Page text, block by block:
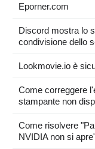
Eporner.com
Discord mostra lo
condivisione dello
Lookmovie.io è
Come correggere
stampante non
Come risolvere
NVIDIA non si